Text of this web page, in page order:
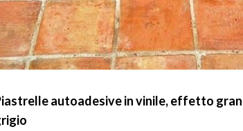
autoadesive in vinile, effetto